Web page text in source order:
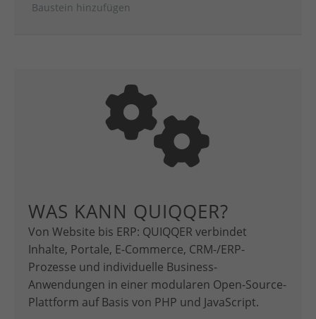
Baustein hinzufügen
WAS KANN QUIQQER?
Von Website bis ERP: QUIQQER verbindet
Inhalte, Portale, E-Commerce, CRM-/ERP-
Prozesse und individuelle Business-
Anwendungen in einer modularen Open-Source-
Plattform auf Basis von PHP und JavaScript.